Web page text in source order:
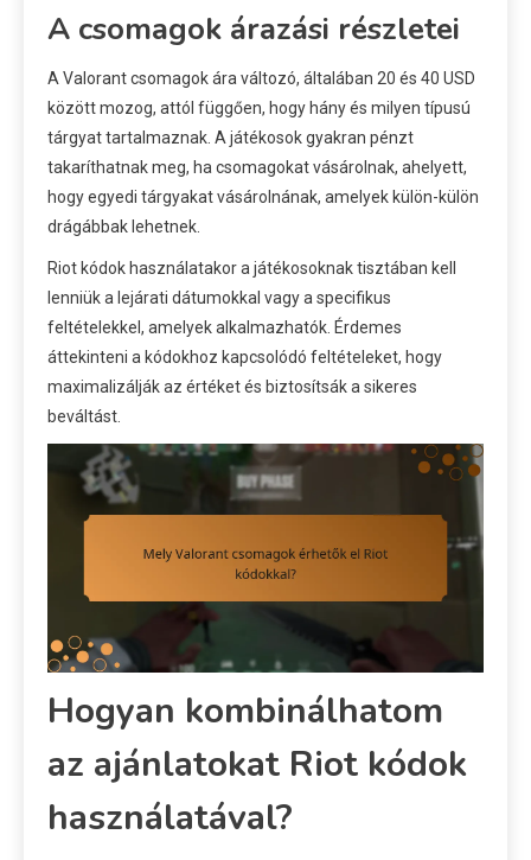
A csomagok árazási részletei
A Valorant csomagok ára változó, általában 20 és 40 USD
között mozog, attól függően, hogy hány és milyen típusú
tárgyat tartalmaznak. A játékosok gyakran pénzt
takaríthatnak meg, ha csomagokat vásárolnak, ahelyett,
hogy egyedi tárgyakat vásárolnának, amelyek külön-külön
drágábbak lehetnek.
Riot kódok használatakor a játékosoknak tisztában kell
lenniük a lejárati dátumokkal vagy a specifikus
feltételekkel, amelyek alkalmazhatók. Érdemes
áttekinteni a kódokhoz kapcsolódó feltételeket, hogy
maximalizálják az értéket és biztosítsák a sikeres
beváltást.
Hogyan kombinálhatom
az ajánlatokat Riot kódok
használatával?